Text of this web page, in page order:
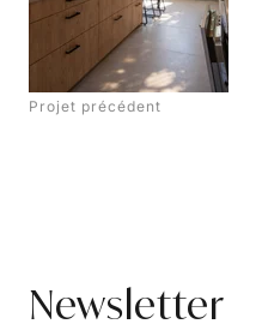
Projet précédent
Newsletter